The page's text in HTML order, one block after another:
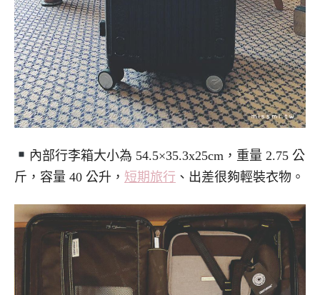
內部行李箱大小為 54.5×35.3x25cm，重量 2.75 公
斤，容量 40 公升， 短期旅行 、出差很夠輕裝衣物。